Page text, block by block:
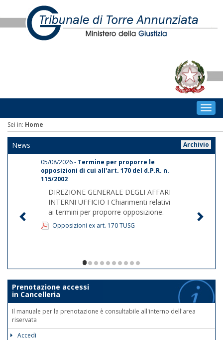
Sei in: Home
Archivio
News
05/08/2026 - Termine per proporre le
opposizioni di cui all'art. 170 del d.P.R. n.
115/2002
DIREZIONE GENERALE DEGLI AFFARI
INTERNI UFFICIO I Chiarimenti relativi
ai termini per proporre opposizione.
Opposizioni ex art. 170 TUSG
1/10
Prenotazione accessi
in Cancelleria
Il manuale per la prenotazione è consultabile all'interno dell'area
riservata
Accedi